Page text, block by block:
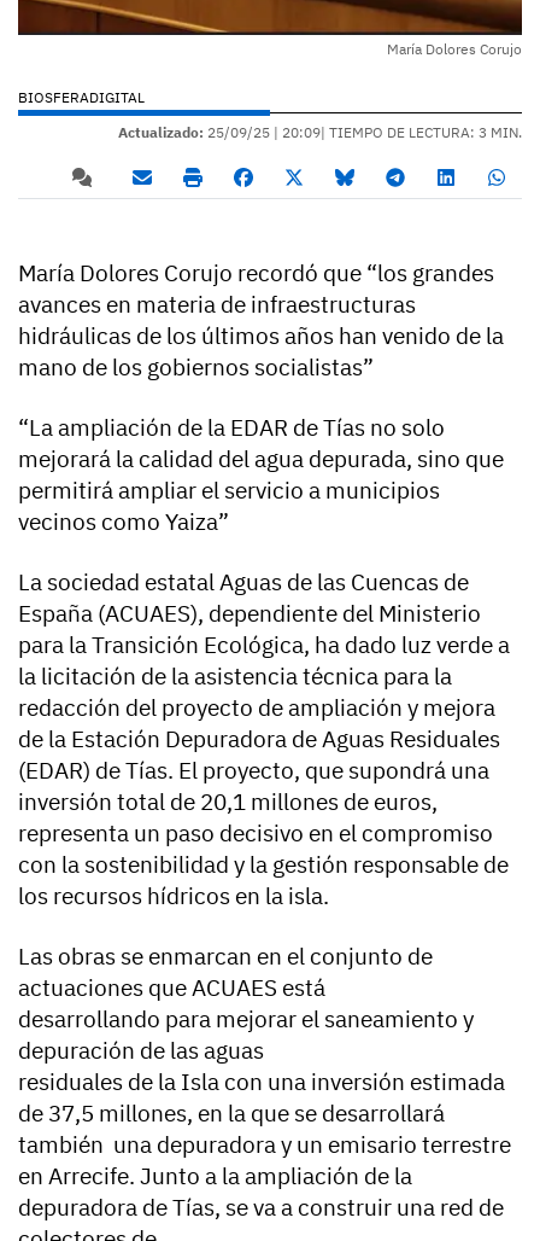
María Dolores Corujo
BIOSFERADIGITAL
Actualizado: 25/09/25 | 20:09| TIEMPO DE LECTURA: 3 MIN.
María Dolores Corujo recordó que “los grandes
avances en materia de infraestructuras
hidráulicas de los últimos años han venido de la
mano de los gobiernos socialistas”
“La ampliación de la EDAR de Tías no solo
mejorará la calidad del agua depurada, sino que
permitirá ampliar el servicio a municipios
vecinos como Yaiza”
La sociedad estatal Aguas de las Cuencas de
España (ACUAES), dependiente del Ministerio
para la Transición Ecológica, ha dado luz verde a
la licitación de la asistencia técnica para la
redacción del proyecto de ampliación y mejora
de la Estación Depuradora de Aguas Residuales
(EDAR) de Tías. El proyecto, que supondrá una
inversión total de 20,1 millones de euros,
representa un paso decisivo en el compromiso
con la sostenibilidad y la gestión responsable de
los recursos hídricos en la isla.
Las obras se enmarcan en el conjunto de
actuaciones que ACUAES está
desarrollando para mejorar el saneamiento y
depuración de las aguas
residuales de la Isla con una inversión estimada
de 37,5 millones, en la que se desarrollará
también una depuradora y un emisario terrestre
en Arrecife. Junto a la ampliación de la
depuradora de Tías, se va a construir una red de